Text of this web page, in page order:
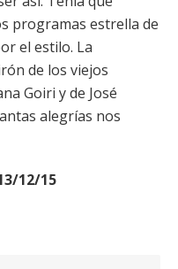
programas estrella de
el estilo. La
de los viejos
Goiri y de José
alegrías nos
12/15